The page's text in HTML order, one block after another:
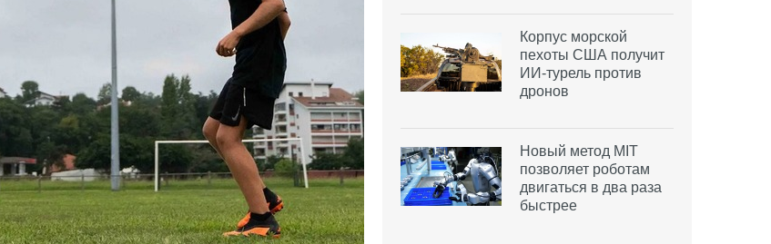
Корпус морской
пехоты США получит
ИИ-турель против
дронов
Новый метод MIT
позволяет роботам
двигаться в два раза
быстрее